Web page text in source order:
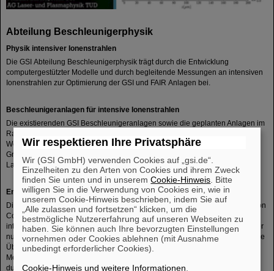
Abteilung Beschleunigerphysik
Physik intensiver Ionenstrahlen
Die GSI Abteilung Beschleunigerphysik trägt durch die Entwicklung
computergestützter Modelle und durch begleitende Messungen an intensiven
Ionenstrahlen zur Optimierung der GSI und FAIR Anlagen bei.
Beschleunigeranlagen für intensive Ionenstrahlen
Die existierenden GSI Beschleunigeranlagen sowie die geplanten Anlagen im
Rahmen des FAIR Projekts stehen im Fokus der Aktivitäten der Abteilung.
Weiterhin gibt es enge Zusammenarbeiten mit der europäischen
Großforschungseinrichtung CERN und mit den Brookhaven National
Laboratory (USA).
Entwicklung und Überprüfung von Computermodellen für Ionenstrahlen
Die Mitglieder der Abteilung liefern durch die Entwicklung und Auswertung von
Computermodellen wesentliche Beiträge zur Kontrolle und Messung von
intensiven Ionenstrahlen in den GSI und FAIR Anlagen. Da die Modelle immer
nur einen Teilbereich der kollektiven Wechselwirkung abbilden können, ist die
Überprüfung der Modelle durch gezielte Experimente entscheidend. Diese
Messungen werden hauptsächlich an den Anlagen der GSI sowie des CERN
durchgeführt.
Wir respektieren Ihre Privatsphäre
Wir (GSI GmbH) verwenden Cookies auf „gsi.de“.
Einzelheiten zu den Arten von Cookies und ihrem Zweck
finden Sie unten und in unseremCookie-Hinweis . Bitte
willigen Sie in die Verwendung von Cookies ein, wie in
unserem Cookie-Hinweis beschrieben, indem Sie auf
„Alle zulassen und fortsetzen“ klicken, um die
bestmögliche Nutzererfahrung auf unseren Webseiten zu
haben. Sie können auch Ihre bevorzugten Einstellungen
vornehmen oder Cookies ablehnen (mit Ausnahme
unbedingt erforderlicher Cookies).
Cookie-Hinweis und weitere Informationen